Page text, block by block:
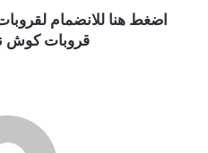
اضغط هنا للانضمام
قروبات كوش